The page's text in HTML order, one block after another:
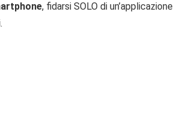
, fidarsi SOLO di un’applicazione